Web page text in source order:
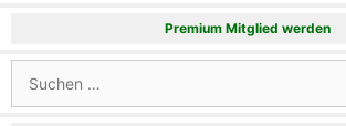
Premium Mitglied werden
nach: